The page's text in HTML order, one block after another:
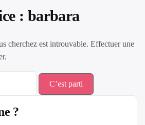
dark)
: barbara
cherchez est introuvable. Effectuer une
?